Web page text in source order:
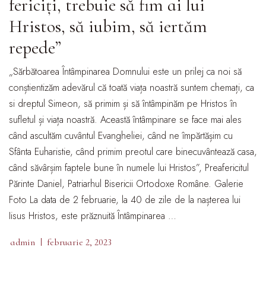
fericiți, trebuie să fim ai lui
Hristos, să iubim, să iertăm
repede”
„Sărbătoarea Întâmpinarea Domnului este un prilej ca noi să
conștientizăm adevărul că toată viața noastră suntem chemați, ca
si dreptul Simeon, să primim și să întâmpinăm pe Hristos în
sufletul și viața noastră. Această întâmpinare se face mai ales
când ascultăm cuvântul Evangheliei, când ne împărtășim cu
Sfânta Euharistie, când primim preotul care binecuvântează casa,
când săvârșim faptele bune în numele lui Hristos”, Preafericitul
Părinte Daniel, Patriarhul Bisericii Ortodoxe Române. Galerie
Foto La data de 2 februarie, la 40 de zile de la nașterea lui
Iisus Hristos, este prăznuită Întâmpinarea …
admin februarie 2, 2023